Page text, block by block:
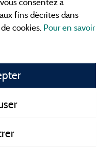
offres dans les
d'Arc, la grotte de l'Aven
ou le mont Mézenc...
avant de contacter le
au pied d'un lac,
de compagnie, sous la
home ou même de
meilleur prix !
fins décrites dans
cookies. Pour en savoir